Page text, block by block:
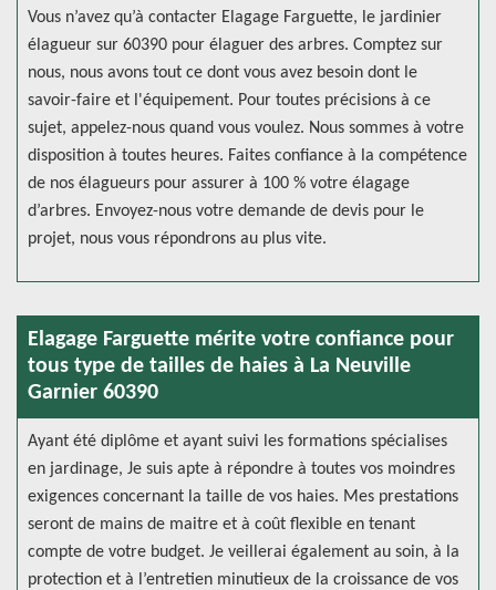
Vous n’avez qu’à contacter Elagage Farguette, le jardinier
élagueur sur 60390 pour élaguer des arbres. Comptez sur
nous, nous avons tout ce dont vous avez besoin dont le
savoir-faire et l'équipement. Pour toutes précisions à ce
sujet, appelez-nous quand vous voulez. Nous sommes à votre
disposition à toutes heures. Faites confiance à la compétence
de nos élagueurs pour assurer à 100 % votre élagage
d’arbres. Envoyez-nous votre demande de devis pour le
projet, nous vous répondrons au plus vite.
Elagage Farguette mérite votre confiance pour
tous type de tailles de haies à La Neuville
Garnier 60390
Ayant été diplôme et ayant suivi les formations spécialises
en jardinage, Je suis apte à répondre à toutes vos moindres
exigences concernant la taille de vos haies. Mes prestations
seront de mains de maitre et à coût flexible en tenant
compte de votre budget. Je veillerai également au soin, à la
protection et à l’entretien minutieux de la croissance de vos